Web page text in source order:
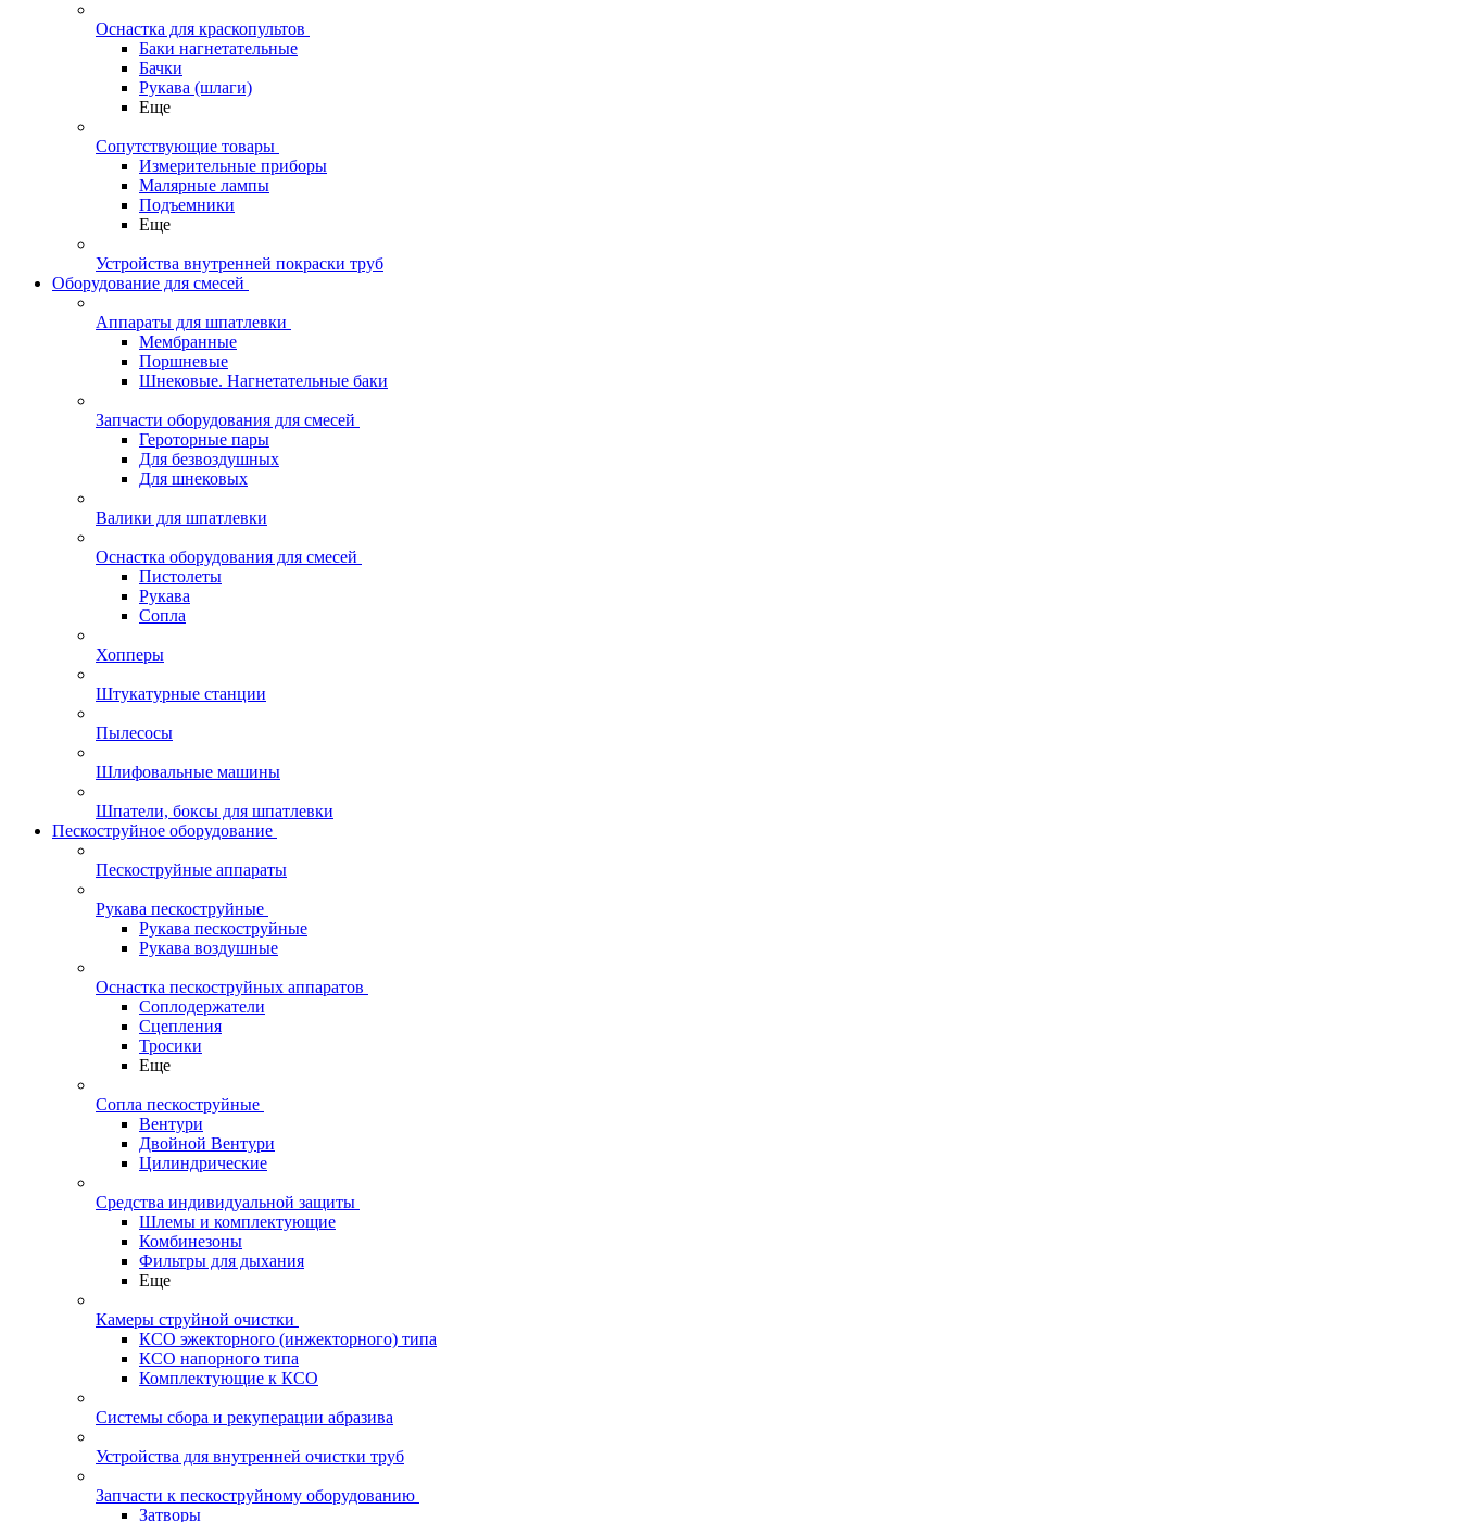
Оснастка для краскопультов
Баки нагнетательные
Бачки
Рукава (шлаги)
Еще
Сопутствующие товары
Измерительные приборы
Малярные лампы
Подъемники
Еще
Устройства внутренней покраски труб
Оборудование для смесей
Аппараты для шпатлевки
Мембранные
Поршневые
Шнековые. Нагнетательные баки
Запчасти оборудования для смесей
Героторные пары
Для безвоздушных
Для шнековых
Валики для шпатлевки
Оснастка оборудования для смесей
Пистолеты
Рукава
Сопла
Хопперы
Штукатурные станции
Пылесосы
Шлифовальные машины
Шпатели, боксы для шпатлевки
Пескоструйное оборудование
Пескоструйные аппараты
Рукава пескоструйные
Рукава пескоструйные
Рукава воздушные
Оснастка пескоструйных аппаратов
Соплодержатели
Сцепления
Тросики
Еще
Сопла пескоструйные
Вентури
Двойной Вентури
Цилиндрические
Средства индивидуальной защиты
Шлемы и комплектующие
Комбинезоны
Фильтры для дыхания
Еще
Камеры струйной очистки
КСО эжекторного (инжекторного) типа
КСО напорного типа
Комплектующие к КСО
Системы сбора и рекуперации абразива
Устройства для внутренней очистки труб
Запчасти к пескоструйному оборудованию
Затворы